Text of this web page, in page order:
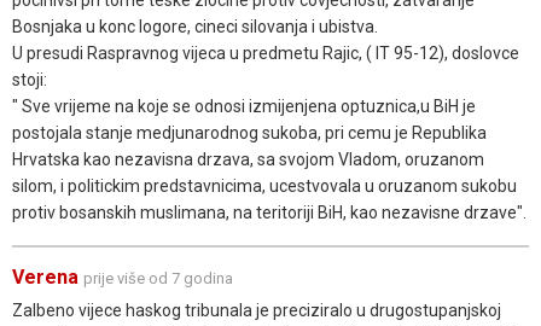
Bosnjaka u konc logore, cineci silovanja i ubistva.
U presudi Raspravnog vijeca u predmetu Rajic, ( IT 95-12), doslovce
stoji:
" Sve vrijeme na koje se odnosi izmijenjena optuznica,u BiH je
postojala stanje medjunarodnog sukoba, pri cemu je Republika
Hrvatska kao nezavisna drzava, sa svojom Vladom, oruzanom
silom, i politickim predstavnicima, ucestvovala u oruzanom sukobu
protiv bosanskih muslimana, na teritoriji BiH, kao nezavisne drzave".
Verena prije više od 7 godina
Zalbeno vijece haskog tribunala je preciziralo u drugostupanjskoj